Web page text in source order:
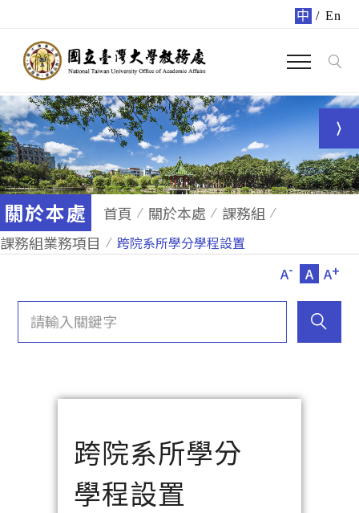
中 / En
關於本處 首頁 關於本處
課務組
課務組業務項目
跨院系所學分學程設置
A- A A+
跨院系所學分
學程設置